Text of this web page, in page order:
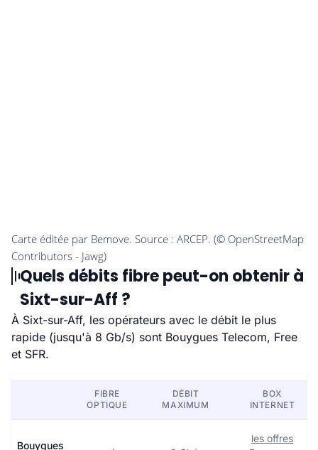
Quels débits fibre peut-on obtenir à
Sixt-sur-Aff ?
À Sixt-sur-Aff, les opérateurs avec le débit le plus
rapide (jusqu'à 8 Gb/s) sont Bouygues Telecom, Free
et SFR.
FIBRE
OPTIQUE
DÉBIT
MAXIMUM
BOX
INTERNET
Bouygues
les offres